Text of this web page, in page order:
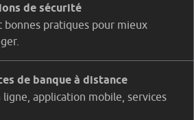
de sécurité
bonnes pratiques pour mieux
de banque à distance
ligne, application mobile, services